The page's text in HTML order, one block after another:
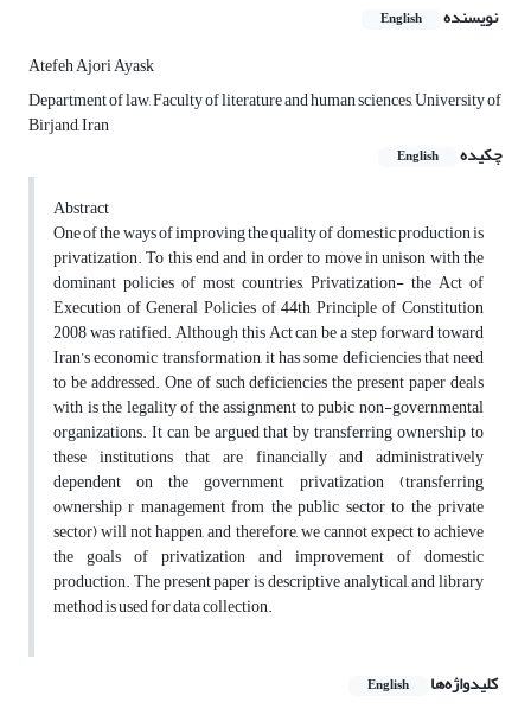
نویسنده English
Atefeh Ajori Ayask
Department of law, Faculty of literature and human sciences, University of
Birjand, Iran
چکیده
English
Abstract
One of the ways of improving the quality of domestic production is
privatization. To this end and in order to move in unison with the
dominant policies of most countries, Privatization- the Act of
Execution of General Policies of 44th Principle of Constitution
2008 was ratified. Although this Act can be a step forward toward
Iran’s economic transformation, it has some deficiencies that need
to be addressed. One of such deficiencies the present paper deals
with is the legality of the assignment to pubic non-governmental
organizations. It can be argued that by transferring ownership to
these institutions that are financially and administratively
dependent on the government, privatization (transferring
ownership r management from the public sector to the private
sector) will not happen, and therefore, we cannot expect to achieve
the goals of privatization and improvement of domestic
production. The present paper is descriptive analytical, and library
method is used for data collection.
کلیدواژه‌ها English